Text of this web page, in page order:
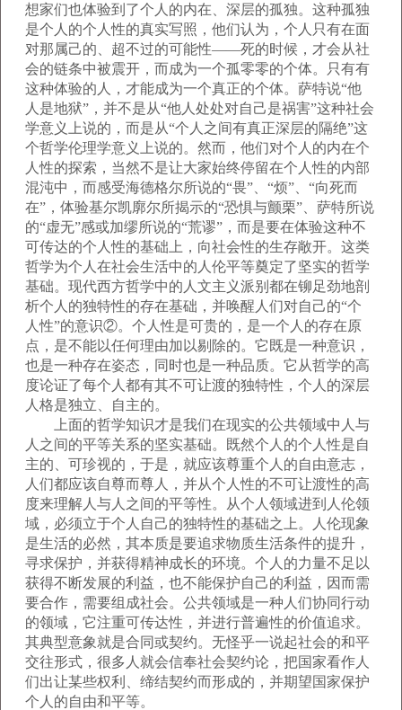
想家们也体验到了个人的内在、深层的孤独。这种孤独
是个人的个人性的真实写照，他们认为，个人只有在面
对那属己的、超不过的可能性——死的时候，才会从社
会的链条中被震开，而成为一个孤零零的个体。只有有
这种体验的人，才能成为一个真正的个体。萨特说“他
人是地狱”，并不是从“他人处处对自己是祸害”这种社会
学意义上说的，而是从“个人之间有真正深层的隔绝”这
个哲学伦理学意义上说的。然而，他们对个人的内在个
人性的探索，当然不是让大家始终停留在个人性的内部
混沌中，而感受海德格尔所说的“畏”、“烦”、“向死而
在”，体验基尔凯廓尔所揭示的“恐惧与颤栗”、萨特所说
的“虚无”感或加缪所说的“荒谬”，而是要在体验这种不
可传达的个人性的基础上，向社会性的生存敞开。这类
哲学为个人在社会生活中的人伦平等奠定了坚实的哲学
基础。现代西方哲学中的人文主义派别都在铆足劲地剖
析个人的独特性的存在基础，并唤醒人们对自己的“个
人性”的意识②。个人性是可贵的，是一个人的存在原
点，是不能以任何理由加以剔除的。它既是一种意识，
也是一种存在姿态，同时也是一种品质。它从哲学的高
度论证了每个人都有其不可让渡的独特性，个人的深层
人格是独立、自主的。
上面的哲学知识才是我们在现实的公共领域中人与
人之间的平等关系的坚实基础。既然个人的个人性是自
主的、可珍视的，于是，就应该尊重个人的自由意志，
人们都应该自尊而尊人，并从个人性的不可让渡性的高
度来理解人与人之间的平等性。从个人领域进到人伦领
域，必须立于个人自己的独特性的基础之上。人伦现象
是生活的必然，其本质是要追求物质生活条件的提升，
寻求保护，并获得精神成长的环境。个人的力量不足以
获得不断发展的利益，也不能保护自己的利益，因而需
要合作，需要组成社会。公共领域是一种人们协同行动
的领域，它注重可传达性，并进行普遍性的价值追求。
其典型意象就是合同或契约。无怪乎一说起社会的和平
交往形式，很多人就会信奉社会契约论，把国家看作人
们出让某些权利、缔结契约而形成的，并期望国家保护
个人的自由和平等。